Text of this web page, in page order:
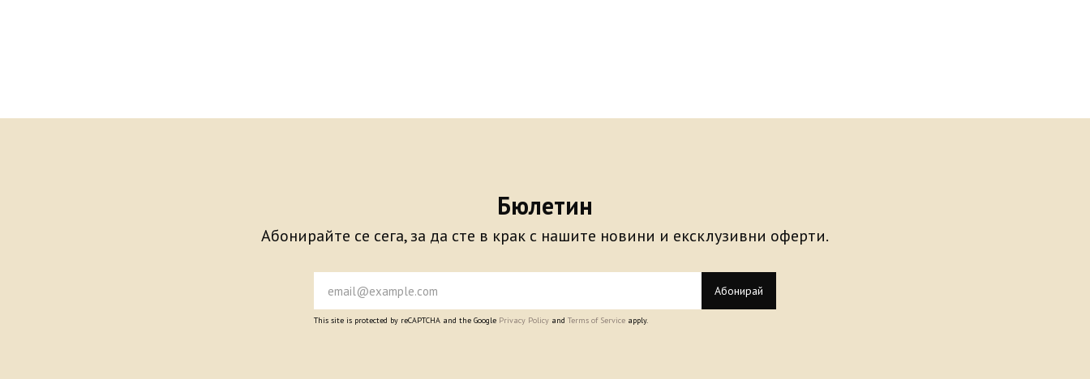
Бюлетин
Абонирайте се сега, за да сте в крак с нашите новини и ексклузивни оферти.
Абонирай
This site is protected by reCAPTCHA and the Google Privacy Policy and Terms of Service apply.